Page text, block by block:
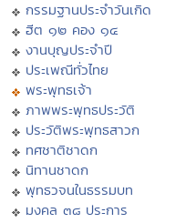
กรรมฐานประจำวันเกิด
ฮีต ๑๒ คอง ๑๔
งานบุญประจำปี
ประเพณีทั่วไทย
พระพุทธเจ้า
ภาพพระพุทธประวัติ
ประวัติพระพุทธสาวก
ทศชาติชาดก
นิทานชาดก
พุทธวจนในธรรมบท
มงคล ๓๘ ประการ